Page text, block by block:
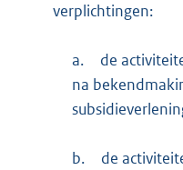
verplichtingen:
a.
de
na
b.
de